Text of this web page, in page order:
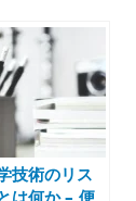
技術のリス